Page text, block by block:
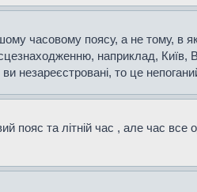
часовому поясу, а не тому, в
наприклад,
незареєстровані, то це
та літній час , але час